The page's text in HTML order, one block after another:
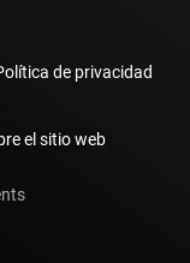
de privacidad
el sitio web